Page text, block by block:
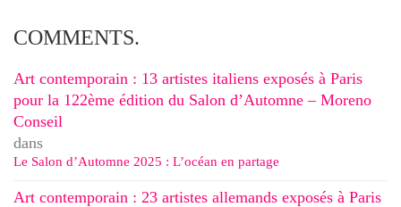
COMMENTS.
Art contemporain : 13 artistes italiens exposés à Paris
pour la 122ème édition du Salon d’Automne – Moreno
Conseil
dans
Le Salon d’Automne 2025 : L’océan en partage
Art contemporain : 23 artistes allemands exposés à Paris